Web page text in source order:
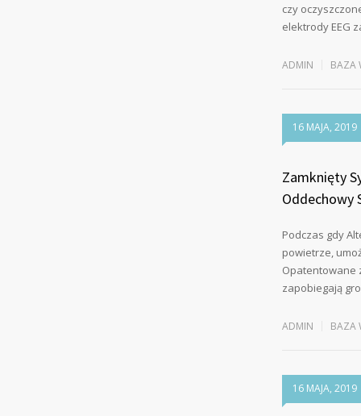
czy
elektrody EEG
ADMIN BAZA
16 MAJA, 2019
Zamknięty
Oddechowy
Podczas gdy
powietrze,
Opatentowane
zapobiegają
ADMIN BAZA
16 MAJA, 2019